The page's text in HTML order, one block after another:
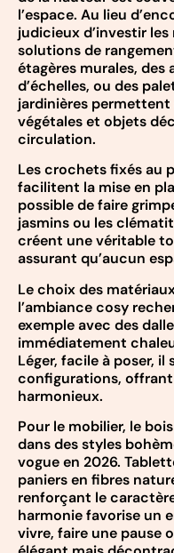
l’espace. Au lieu
judicieux d’investir
solutions de
étagères murales,
d’échelles, ou des
jardinières
végétales et objets
circulation.
Les crochets fixés au
facilitent la mise en
possible de faire
jasmins ou les
créent une véritable
assurant qu’aucun
Le choix des
l’ambiance cosy
exemple avec des
immédiatement
Léger, facile à poser, il
configurations,
harmonieux.
Pour le mobilier, le
dans des styles
vogue en 2026.
paniers en fibres
renforçant le
harmonie favorise un
vivre, faire une pause